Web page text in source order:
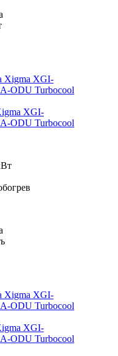
XGI-
ODU Turbocool
XGI-
ODU Turbocool